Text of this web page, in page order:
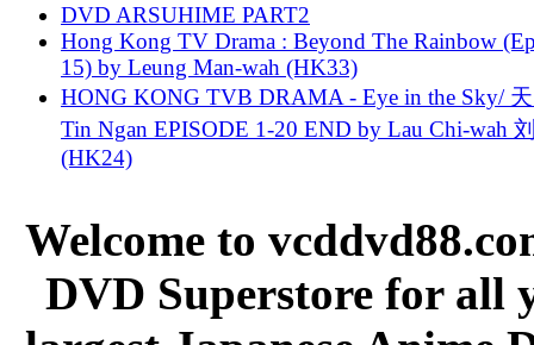
DVD ARSUHIME PART2
Hong Kong TV Drama : Beyond The Rainbow
15) by Leung Man-wah (HK33)
HONG KONG TVB DRAMA - Eye in the Sky/
Tin Ngan EPISODE 1-20 END by Lau Chi-wah
(HK24)
Welcome to
DVD Superstore for all